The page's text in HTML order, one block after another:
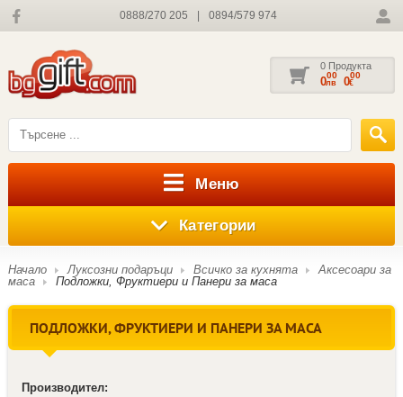
0888/270 205 0894/579 974
0 Продукта
000
лв 000
€
Меню
Категории
Начало Луксозни подаръци Всичко за кухнята
Аксесоари за
маса
Подложки, Фруктиери и Панери за маса
ПОДЛОЖКИ, ФРУКТИЕРИ И ПАНЕРИ ЗА МАСА
Производител: